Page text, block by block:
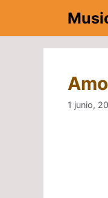
contenido
1 junio,